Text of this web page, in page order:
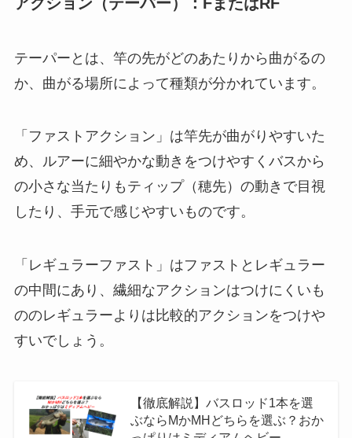
テーパーとは、竿の先がどのあたりから曲がるの
か、曲がる場所によって種類が分かれています。
「ファストアクション」は竿先が曲がりやすいた
め、ルアーに細やかな動きをつけやすくバスから
の小さな当たりもティップ（穂先）の動きで目視
したり、手元で感じやすいものです。
「レギュラーファスト」はファストとレギュラー
の中間にあり、繊細なアクションはつけにくいも
ののレギュラーよりは比較的アクションをつけや
すいでしょう。
【徹底解説】バスロッド1本を選
ぶならMかMHどちらを選ぶ？おか